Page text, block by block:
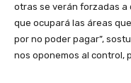
otras se verán forzadas a
que ocupará las áreas
por no poder pagar”,
nos oponemos al control,